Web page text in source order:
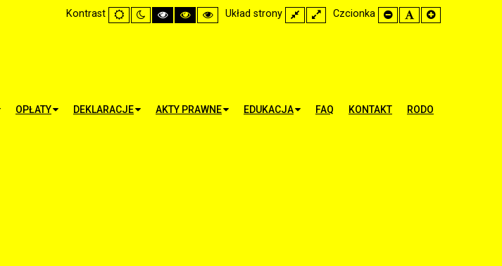
Kontrast
Default
mode
Night
mode
High
Contrast
High
Contrast
High
Contrast
Układ strony
Fixed
layout
Wide
layout
Czcionka
Set
Smaller
Set
Default
Set
Larger
OPŁATY DEKLARACJE AKTY PRAWNE EDUKACJA FAQ KONTAKT RODO